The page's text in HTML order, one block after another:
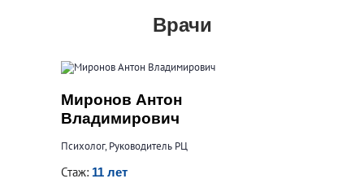
Врачи
Миронов Антон
Владимирович
Психолог, Руководитель РЦ
Стаж: 11 лет